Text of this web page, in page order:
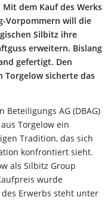
dem Kauf des Werks
Vorpommern will die
Silbitz ihre
erweitern. Bislang
gefertigt. Den
Torgelow sicherte das
AG (DBAG)
Torgelow ein
Tradition, das sich
konfrontiert sieht.
als Silbitz Group
wurde
Erwerbs steht unter